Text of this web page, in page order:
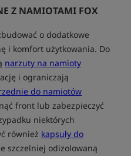
Z NAMIOTAMI FOX
o dodatkowe
i komfort użytkowania. Do
narzuty na namioty
i ograniczają
do namiotów
front lub zabezpieczyć
niektórych
również kapsuły do
szczelniej odizolowaną